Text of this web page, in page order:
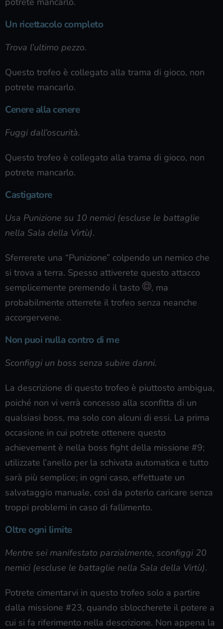
Un ricettacolo completo
Trova l’ultimo pezzo.
Questo trofeo è collegato alla trama di gioco, non
potrete mancarlo.
Cenere alla cenere
Fuggi dall’oscurità.
Questo trofeo è collegato alla trama di gioco, non
potrete mancarlo.
Castigatore
Usa Punizione su 10 nemici (escluse le battaglie
nella Sala della Virtù).
Sferrerete una “Punizione” colpendo un nemico che
si trova a terra. Spesso attiverete questo attacco
semplicemente premendo il tasto
, ma
probabilmente otterrete il trofeo senza neanche
accorgervene.
Non puoi nulla contro di me
Sconfiggi un boss senza subire danni.
La descrizione di questo trofeo è piuttosto ambigua,
poiché non vi verrà concesso alla sconfitta di un
qualsiasi boss, ma solo con alcuni di essi. La prima
occasione in cui potrete ottenere questo
achievement è nella boss fight della missione #9;
utilizzate l’anello per la schivata automatica e tutto
sarà più semplice; in ogni caso, effettuate un
salvataggio manuale, così da poterlo caricare senza
troppi problemi in caso di fallimento.
Oltre ogni limite
Mentre sei manifestato parzialmente, sconfiggi 20
nemici (escluse le battaglie nella Sala della Virtù).
Potrete cimentarvi in questo trofeo solo a partire
dalla missione #23, quando sbloccherete il potere a
cui si fa riferimento nella descrizione. Non appena la